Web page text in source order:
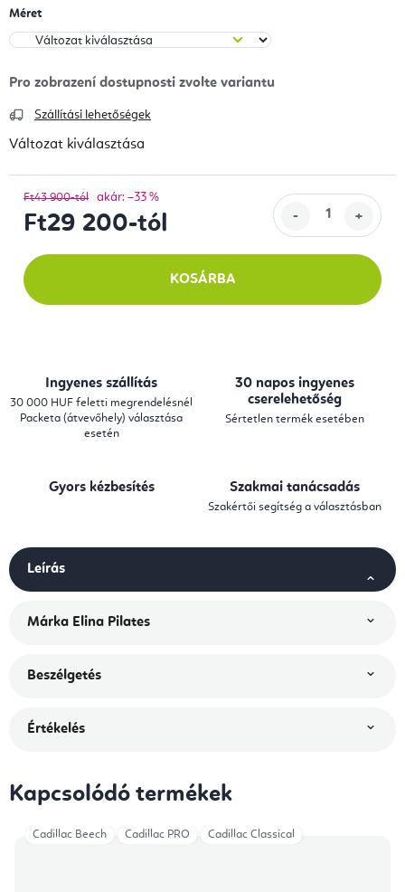
Méret
Szállítási lehetőségek
Változat kiválasztása
Ft43 900-tól akár: –33 %
Ft29 200-tól
KOSÁRBA
Ingyenes szállítás
30 000 HUF feletti megrendelésnél
Packeta (átvevőhely) választása
esetén
30 napos ingyenes
cserelehetőség
Sértetlen termék esetében
Gyors kézbesítés Szakmai tanácsadás
Szakértői segítség a választásban
Leírás
Márka Elina Pilates
Beszélgetés
Értékelés
Kapcsolódó termékek
Cadillac Beech Cadillac PRO Cadillac Classical